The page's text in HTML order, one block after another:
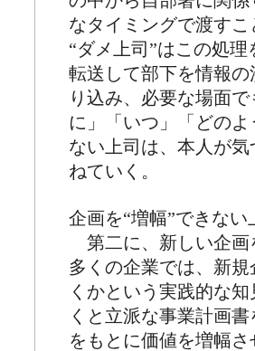
なタイミングで渡すこ
“ダメ上司”はこの処
転送して部下を情報
り込み、必要な場面
に」「いつ」「どの
ない上司は、本人が
ねていく。
企画を“増幅”できな
第二に、新しい企画
多くの企業では、新
くかという実践的な
くと立派な事業計画
をもとに価値を増幅